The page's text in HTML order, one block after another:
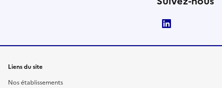
Liens du site
Nos établissements